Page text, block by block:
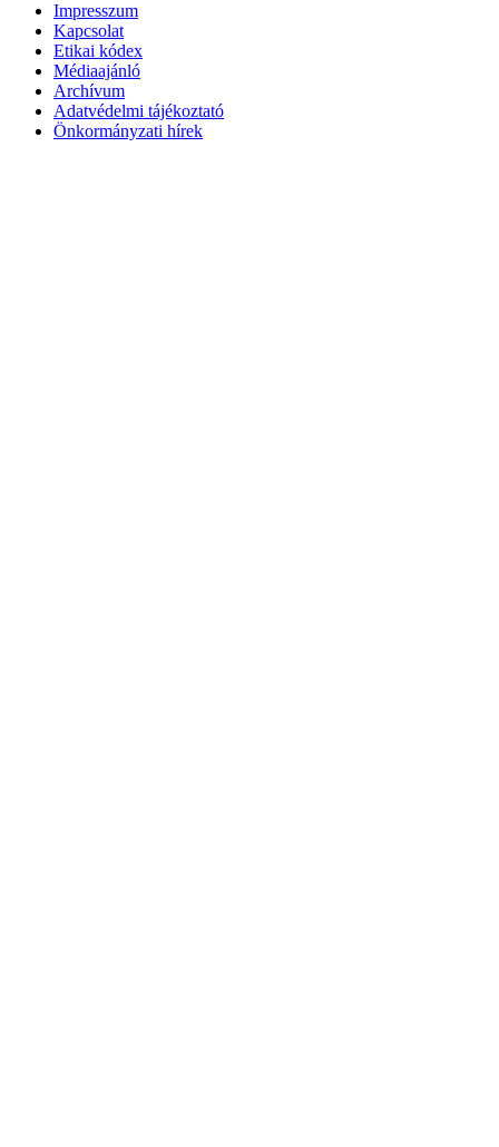
Impresszum
Kapcsolat
Etikai kódex
Médiaajánló
Archívum
Adatvédelmi tájékoztató
Önkormányzati hírek